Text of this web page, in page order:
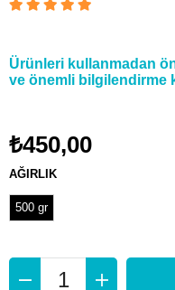
Ürünleri kullanmadan
ve önemli bilgilendirme
₺450,00
AĞIRLIK
500 gr